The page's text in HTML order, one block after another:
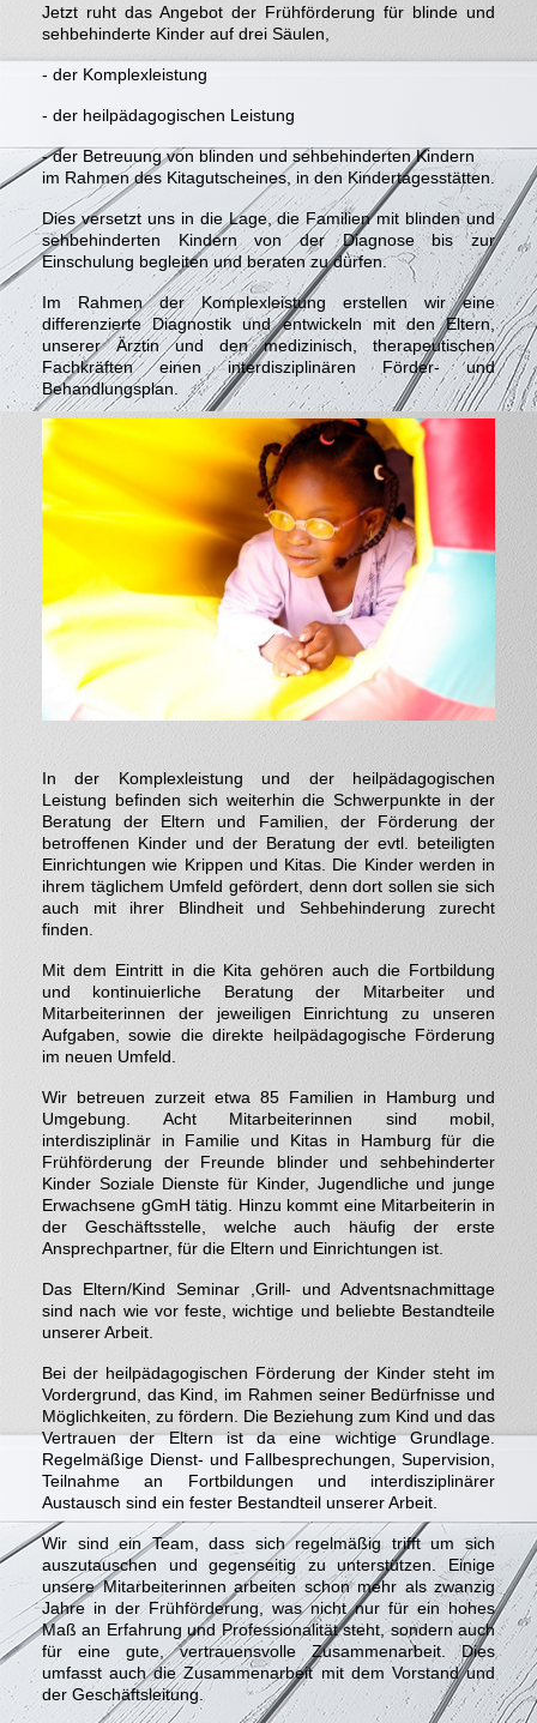
Jetzt ruht das Angebot der Frühförderung für blinde und
sehbehinderte Kinder auf drei Säulen,
- der Komplexleistung
- der heilpädagogischen Leistung
- der Betreuung von blinden und sehbehinderten Kindern
im Rahmen des Kitagutscheines, in den Kindertagesstätten.
Dies versetzt uns in die Lage, die Familien mit blinden und
sehbehinderten Kindern von der Diagnose bis zur
Einschulung begleiten und beraten zu dürfen.
Im Rahmen der Komplexleistung erstellen wir eine
differenzierte Diagnostik und entwickeln mit den Eltern,
unserer Ärztin und den medizinisch, therapeutischen
Fachkräften einen interdisziplinären Förder- und
Behandlungsplan.
In der Komplexleistung und der heilpädagogischen
Leistung befinden sich weiterhin die Schwerpunkte in der
Beratung der Eltern und Familien, der Förderung der
betroffenen Kinder und der Beratung der evtl. beteiligten
Einrichtungen wie Krippen und Kitas. Die Kinder werden in
ihrem täglichem Umfeld gefördert, denn dort sollen sie sich
auch mit ihrer Blindheit und Sehbehinderung zurecht
finden.
Mit dem Eintritt in die Kita gehören auch die Fortbildung
und kontinuierliche Beratung der Mitarbeiter und
Mitarbeiterinnen der jeweiligen Einrichtung zu unseren
Aufgaben, sowie die direkte heilpädagogische Förderung
im neuen Umfeld.
Wir betreuen zurzeit etwa 85 Familien in Hamburg und
Umgebung. Acht Mitarbeiterinnen sind mobil,
interdisziplinär in Familie und Kitas in Hamburg für die
Frühförderung der Freunde blinder und sehbehinderter
Kinder Soziale Dienste für Kinder, Jugendliche und junge
Erwachsene gGmH tätig. Hinzu kommt eine Mitarbeiterin in
der Geschäftsstelle, welche auch häufig der erste
Ansprechpartner, für die Eltern und Einrichtungen ist.
Das Eltern/Kind Seminar ,Grill- und Adventsnachmittage
sind nach wie vor feste, wichtige und beliebte Bestandteile
unserer Arbeit.
Bei der heilpädagogischen Förderung der Kinder steht im
Vordergrund, das Kind, im Rahmen seiner Bedürfnisse und
Möglichkeiten, zu fördern. Die Beziehung zum Kind und das
Vertrauen der Eltern ist da eine wichtige Grundlage.
Regelmäßige Dienst- und Fallbesprechungen, Supervision,
Teilnahme an Fortbildungen und interdisziplinärer
Austausch sind ein fester Bestandteil unserer Arbeit.
Wir sind ein Team, dass sich regelmäßig trifft um sich
auszutauschen und gegenseitig zu unterstützen. Einige
unsere Mitarbeiterinnen arbeiten schon mehr als zwanzig
Jahre in der Frühförderung, was nicht nur für ein hohes
Maß an Erfahrung und Professionalität steht, sondern auch
für eine gute, vertrauensvolle Zusammenarbeit. Dies
umfasst auch die Zusammenarbeit mit dem Vorstand und
der Geschäftsleitung.